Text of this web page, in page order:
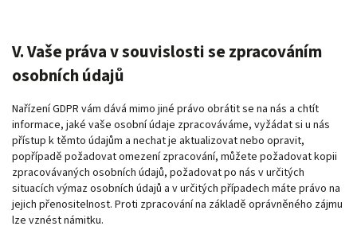
V. Vaše práva v souvislosti se zpracováním
osobních údajů
Nařízení GDPR vám dává mimo jiné právo obrátit se na nás a chtít
informace, jaké vaše osobní údaje zpracováváme, vyžádat si u nás
přístup k těmto údajům a nechat je aktualizovat nebo opravit,
popřípadě požadovat omezení zpracování, můžete požadovat kopii
zpracovávaných osobních údajů, požadovat po nás v určitých
situacích výmaz osobních údajů a v určitých případech máte právo na
jejich přenositelnost. Proti zpracování na základě oprávněného zájmu
lze vznést námitku.